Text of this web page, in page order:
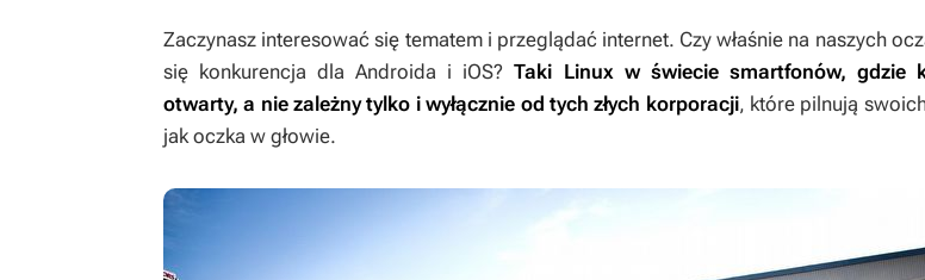
Zaczynasz interesować się tematem i przeglądać internet. Czy właśnie na naszych
się konkurencja dla Androida i iOS?Taki Linux w świecie smartfonów, gdzie
otwarty, a nie zależny tylko i wyłącznie od tych złych korporacji, które pilnują
jak oczka w głowie.